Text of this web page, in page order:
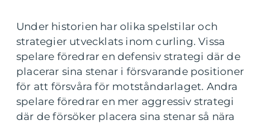
Under historien har olika spelstilar och
strategier utvecklats inom curling. Vissa
spelare föredrar en defensiv strategi där de
placerar sina stenar i försvarande positioner
för att försvåra för motståndarlaget. Andra
spelare föredrar en mer aggressiv strategi
där de försöker placera sina stenar så nära